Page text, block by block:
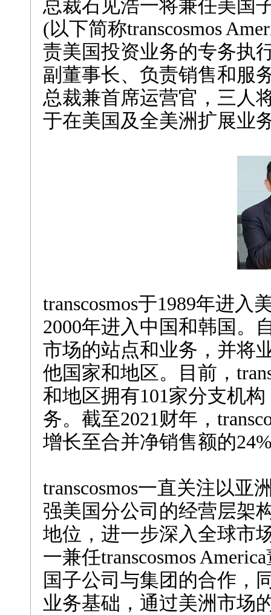
总裁石见浩一将兼任美国
(以下简称transcosmos
责美国投资业务的专务执
副董事长、负责销售和服
总裁兼首席运营官，三人
于在美国及全美洲扩展业
transcosmos于1989年进
2000年进入中国和韩国。
市场的站点和业务，并将
他国家和地区。目前，
和地区拥有101家分支机
务。截至2021财年，
增长至合并净销售额的
transcosmos一直关注以
强美国分公司的经营层架
地位，进一步深入全球市
一兼任transcosmos
国子公司与集团的合作，
业务基础，通过美洲市场